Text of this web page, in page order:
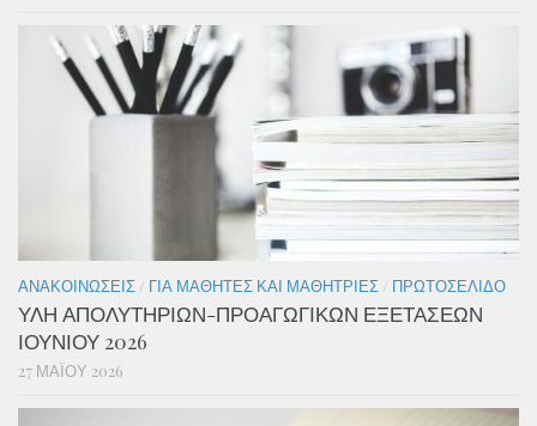
ΑΝΑΚΟΙΝΏΣΕΙΣ / ΓΙΑ ΜΑΘΗΤΈΣ ΚΑΙ ΜΑΘΉΤΡΙΕΣ / ΠΡΩΤΟΣΈΛΙΔΟ
ΥΛΗ ΑΠΟΛΥΤΗΡΙΩΝ-ΠΡΟΑΓΩΓΙΚΩΝ ΕΞΕΤΑΣΕΩΝ
ΙΟΥΝΙΟΥ 2026
27 ΜΑΪ́ΟΥ 2026